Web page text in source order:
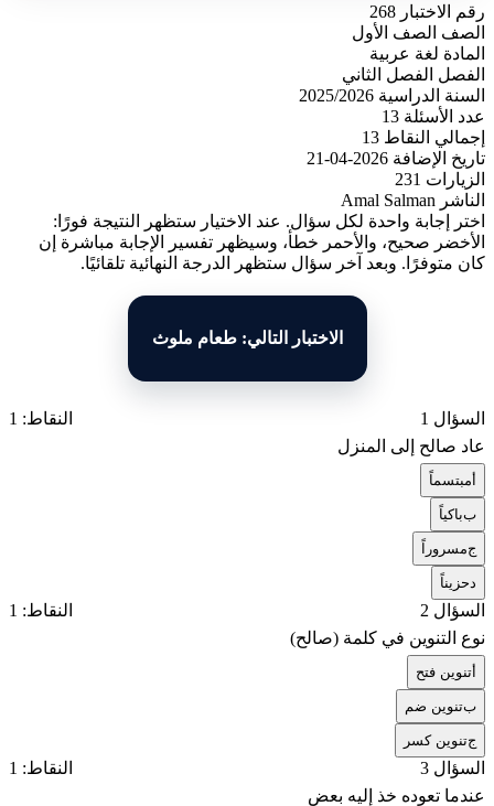
رقم الاختبار 268
الصف
الصف الأول
المادة لغة عربية
الفصل
الفصل الثاني
السنة الدراسية 2025/2026
عدد الأسئلة 13
إجمالي النقاط 13
تاريخ الإضافة 2026-04-21
الزيارات
231
الناشر Amal Salman
اختر إجابة واحدة لكل سؤال. عند الاختيار ستظهر النتيجة فورًا:
الأخضر صحيح، والأحمر خطأ، وسيظهر تفسير الإجابة مباشرة إن
كان متوفرًا. وبعد آخر سؤال ستظهر الدرجة النهائية تلقائيًا.
الاختبار التالي: طعام ملوث
السؤال 1
النقاط: 1
عاد صالح إلى المنزل
مبتسماً
بباكياً
جمسروراً
حزيناً
السؤال 2
النقاط: 1
نوع التنوين في كلمة (صالح)
تنوين فتح
بتنوين ضم
جتنوين كسر
السؤال 3
النقاط: 1
عندما تعوده خذ إليه بعض